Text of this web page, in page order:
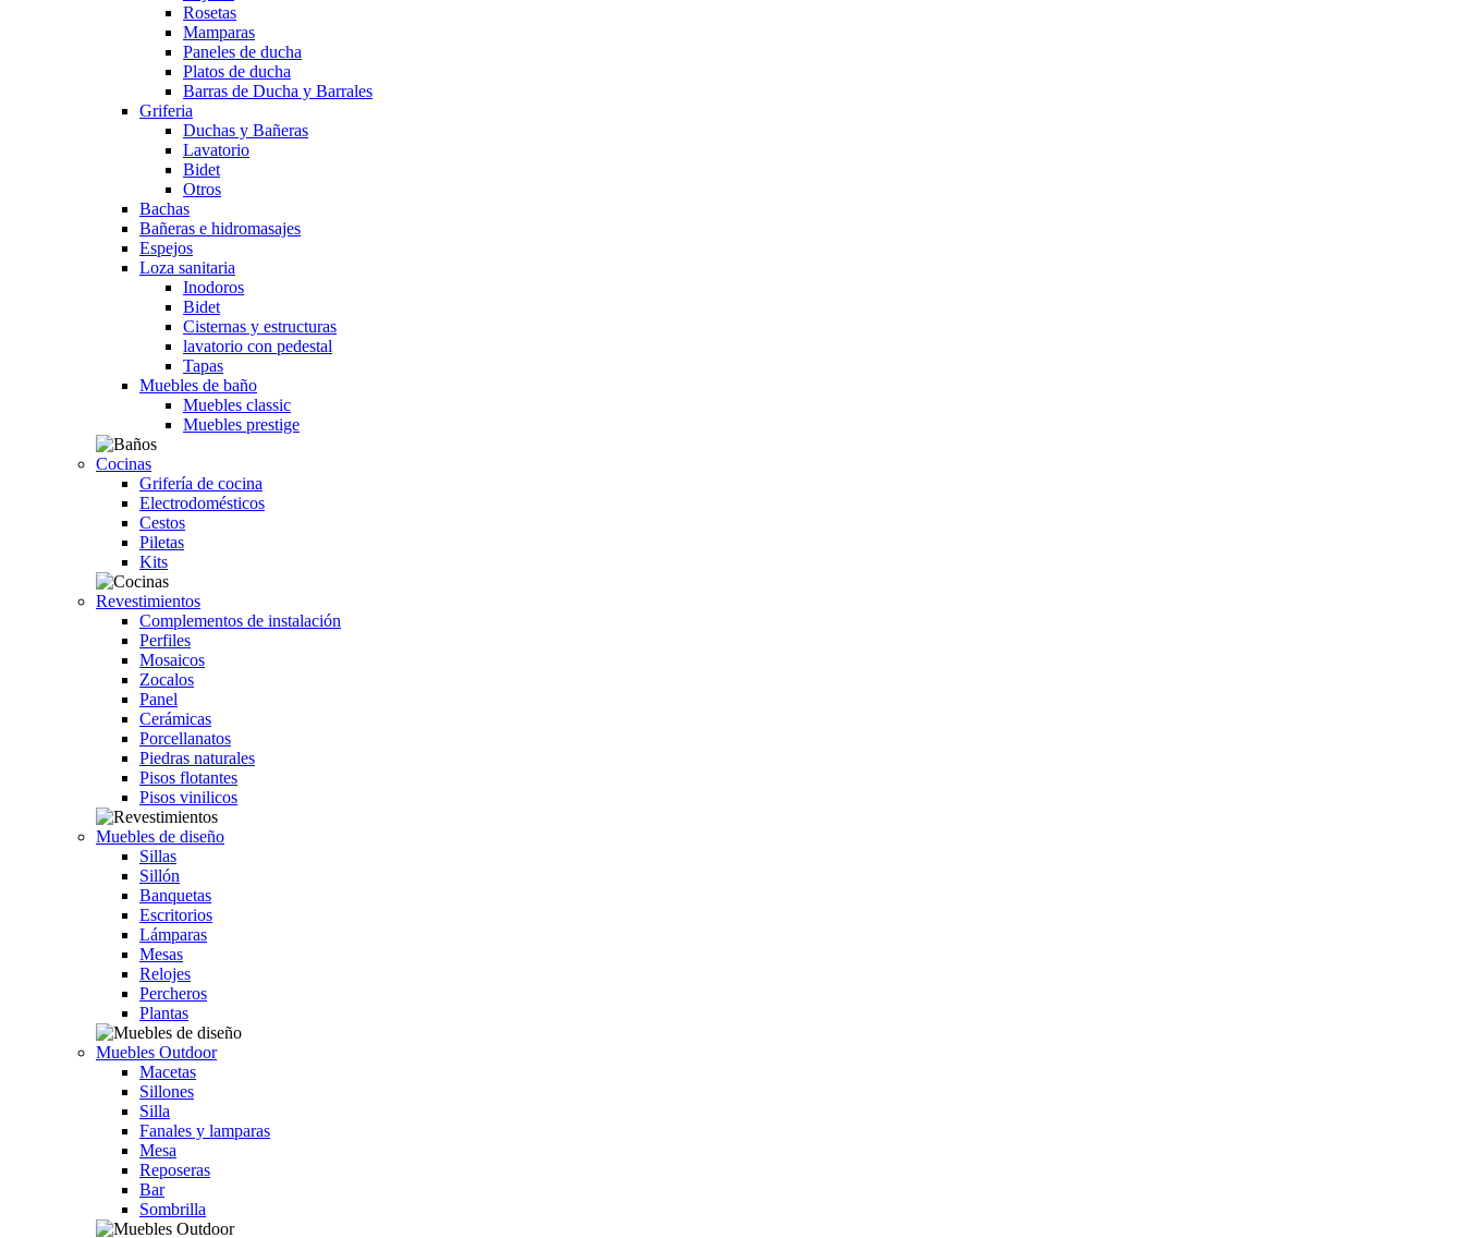
Rosetas
Mamparas
Paneles de ducha
Platos de ducha
Barras de Ducha y Barrales
Griferia
Duchas y Bañeras
Lavatorio
Bidet
Otros
Bachas
Bañeras e hidromasajes
Espejos
Loza sanitaria
Inodoros
Bidet
Cisternas y estructuras
lavatorio con pedestal
Tapas
Muebles de baño
Muebles classic
Muebles prestige
Cocinas
Grifería de cocina
Electrodomésticos
Cestos
Piletas
Kits
Revestimientos
Complementos de instalación
Perfiles
Mosaicos
Zocalos
Panel
Cerámicas
Porcellanatos
Piedras naturales
Pisos flotantes
Pisos vinilicos
Muebles de diseño
Sillas
Sillón
Banquetas
Escritorios
Lámparas
Mesas
Relojes
Percheros
Plantas
Muebles Outdoor
Macetas
Sillones
Silla
Fanales y lamparas
Mesa
Reposeras
Bar
Sombrilla